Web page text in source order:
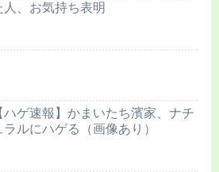
人、お気持ち表明
ハゲ速報】かまいたち濱家、ナチ
ラルにハゲる（画像あり）